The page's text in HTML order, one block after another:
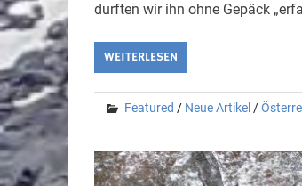
durften wir ihn ohne Gepäck
WEITERLESEN
Featured / Neue Artikel /